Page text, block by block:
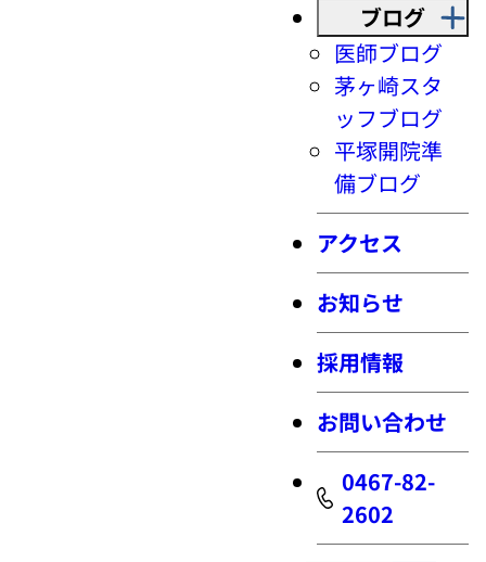
ブログ
医師ブログ
茅ヶ崎スタ
ッフブログ
平塚開院準
備ブログ
アクセス
お知らせ
採用情報
お問い合わせ
0467-82-
2602